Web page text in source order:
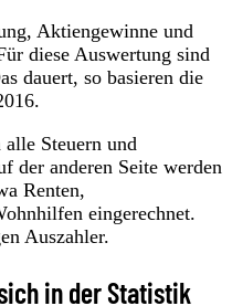
Aktiengewinne und
diese Auswertung sind
dauert, so basieren die
Steuern und
der anderen Seite werden
Renten,
eingerechnet.
Auszahler.
in der Statistik